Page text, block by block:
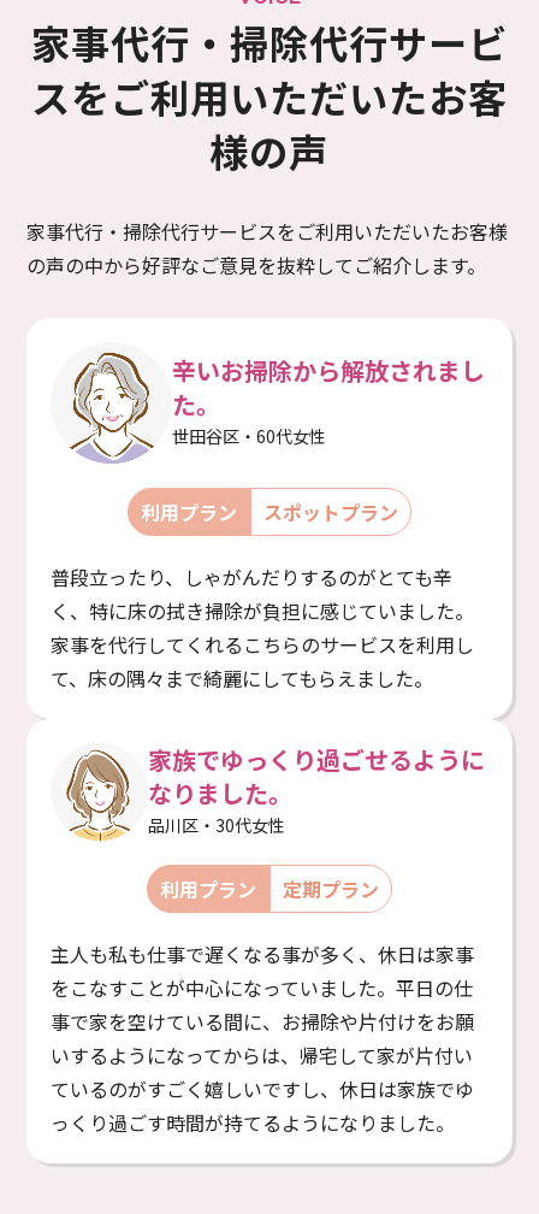
家事代行・掃除代行サービ
スをご利用いただいたお客
様の声
家事代行・掃除代行サービスをご利用いただいたお客様
の声の中から好評なご意見を抜粋してご紹介します。
辛いお掃除から解放されまし
た。
世田谷区・60代女性
利用プラン スポットプラン
普段立ったり、しゃがんだりするのがとても辛
く、特に床の拭き掃除が負担に感じていました。
家事を代行してくれるこちらのサービスを利用し
て、床の隅々まで綺麗にしてもらえました。
家族でゆっくり過ごせるように
なりました。
品川区・30代女性
利用プラン 定期プラン
主人も私も仕事で遅くなる事が多く、休日は家事
をこなすことが中心になっていました。平日の仕
事で家を空けている間に、お掃除や片付けをお願
いするようになってからは、帰宅して家が片付い
ているのがすごく嬉しいですし、休日は家族でゆ
っくり過ごす時間が持てるようになりました。